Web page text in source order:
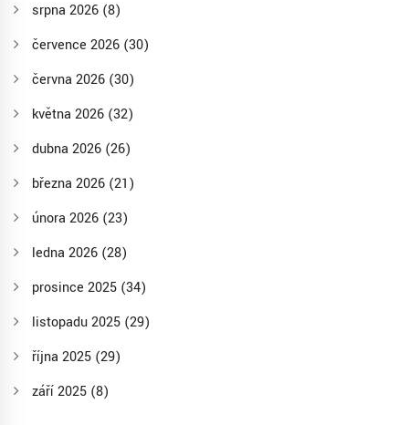
srpna 2026 (8)
července 2026 (30)
června 2026 (30)
května 2026 (32)
dubna 2026 (26)
března 2026 (21)
února 2026 (23)
ledna 2026 (28)
prosince 2025 (34)
listopadu 2025 (29)
října 2025 (29)
září 2025 (8)